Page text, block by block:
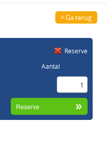
< Ga terug
Reserve
Aantal